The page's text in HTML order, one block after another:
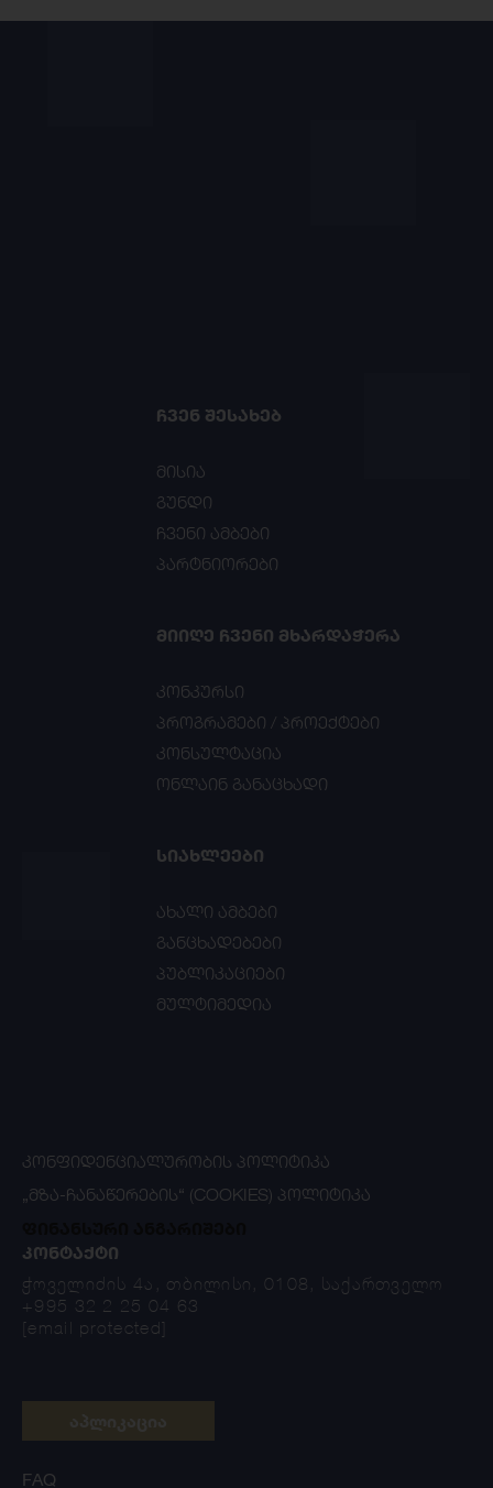
ᲩᲕᲔᲜ ᲨᲔᲡᲐᲮᲔᲑ
მისია
გუნდი
ჩვენი ამბები
პარტნიორები
ᲛᲘᲘᲦᲔ ᲩᲕᲔᲜᲘ ᲛᲮᲐᲠᲓᲐᲭᲔᲠᲐ
კონკურსი
პროგრამები / პროექტები
კონსულტაცია
ონლაინ განაცხადი
ᲡᲘᲐᲮᲚᲔᲔᲑᲘ
ახალი ამბები
განცხადებები
პუბლიკაციები
მულტიმედია
ᲙᲝᲜᲤᲘᲓᲔᲜᲪᲘᲐᲚᲣᲠᲝᲑᲘᲡ ᲞᲝᲚᲘᲢᲘᲙᲐ
„ᲛᲖᲐ-ᲩᲐᲜᲐᲬᲔᲠᲔᲑᲘᲡ“ (COOKIES) ᲞᲝᲚᲘᲢᲘᲙᲐ
ᲙᲝᲜᲢᲐᲥᲢᲘ
ჭოველიძის 4ა, თბილისი, 0108, საქართველო
+995 32 2 25 04 63
[email protected]
FAQ